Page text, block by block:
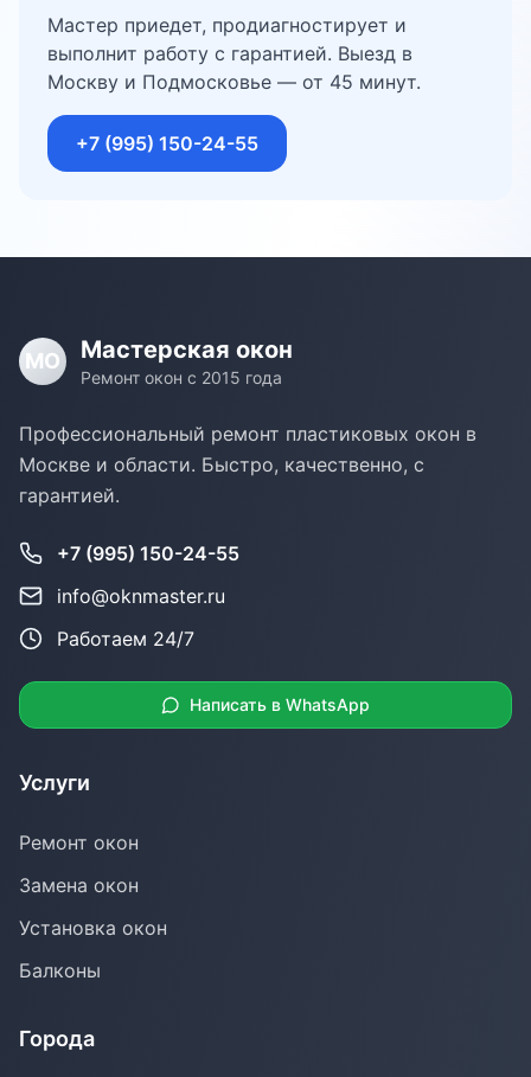
Мастер приедет, продиагностирует и
выполнит работу с гарантией. Выезд в
Москву и Подмосковье — от 45 минут.
+7 (995) 150-24-55
МО Мастерская окон
Ремонт окон с 2015 года
Профессиональный ремонт пластиковых окон в
Москве и области. Быстро, качественно, с
гарантией.
+7 (995) 150-24-55
info@oknmaster.ru
Работаем 24/7
Написать в WhatsApp
Услуги
Ремонт окон
Замена окон
Установка окон
Балконы
Города